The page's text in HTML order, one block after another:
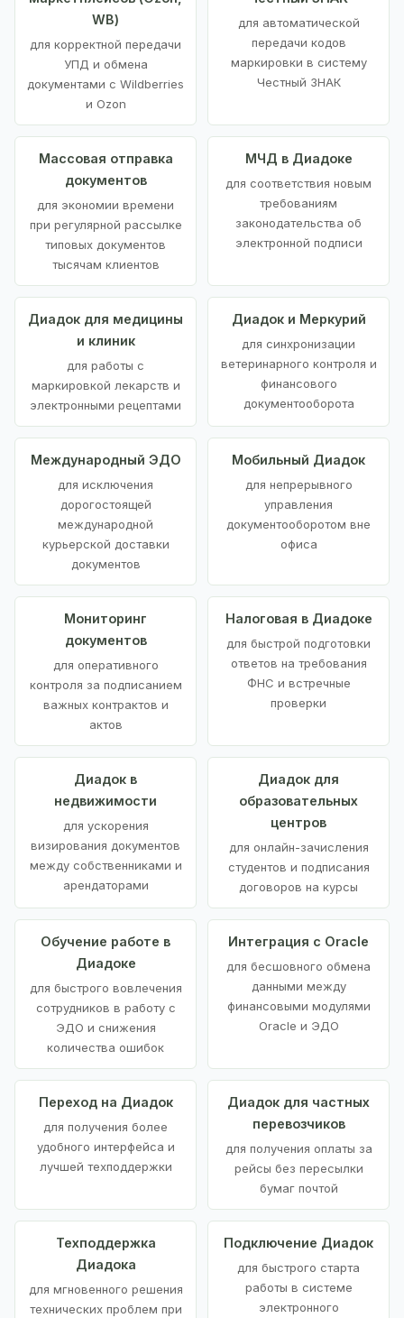
WB)
для корректной передачи
УПД и обмена
документами с Wildberries
и Ozon
для автоматической
передачи кодов
маркировки в систему
Честный ЗНАК
Массовая отправка
документов
для экономии времени
при регулярной рассылке
типовых документов
тысячам клиентов
МЧД в Диадоке
для соответствия новым
требованиям
законодательства об
электронной подписи
Диадок для медицины
и клиник
для работы с
маркировкой лекарств и
электронными рецептами
Диадок и Меркурий
для синхронизации
ветеринарного контроля и
финансового
документооборота
Международный ЭДО
для исключения
дорогостоящей
международной
курьерской доставки
документов
Мобильный Диадок
для непрерывного
управления
документооборотом вне
офиса
Мониторинг
документов
для оперативного
контроля за подписанием
важных контрактов и
актов
Налоговая в Диадоке
для быстрой подготовки
ответов на требования
ФНС и встречные
проверки
Диадок в
недвижимости
для ускорения
визирования документов
между собственниками и
арендаторами
Диадок для
образовательных
центров
для онлайн-зачисления
студентов и подписания
договоров на курсы
Обучение работе в
Диадоке
для быстрого вовлечения
сотрудников в работу с
ЭДО и снижения
количества ошибок
Интеграция с Oracle
для бесшовного обмена
данными между
финансовыми модулями
Oracle и ЭДО
Переход на Диадок
для получения более
удобного интерфейса и
лучшей техподдержки
Диадок для частных
перевозчиков
для получения оплаты за
рейсы без пересылки
бумаг почтой
Техподдержка
Диадока
для мгновенного решения
технических проблем при
Подключение Диадок
для быстрого старта
работы в системе
электронного